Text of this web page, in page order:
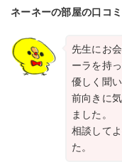
ネーネーの部屋の口コミ
先生にお
ーラを持
優しく聞
前向きに
ました。
相談して
た。